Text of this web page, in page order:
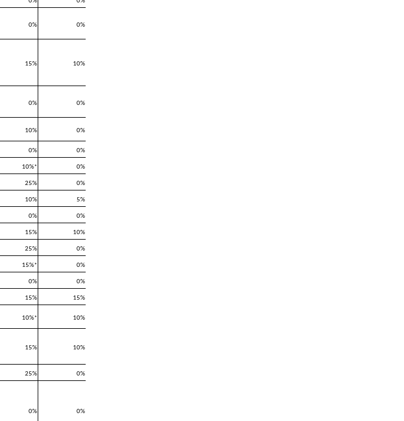
0% 0%
15% 10%
0% 0%
10% 0%
0% 0%
10%* 0%
25% 0%
10% 5%
0% 0%
15% 10%
25% 0%
15%* 0%
0% 0%
15% 15%
10%* 10%
15% 10%
25% 0%
0% 0%